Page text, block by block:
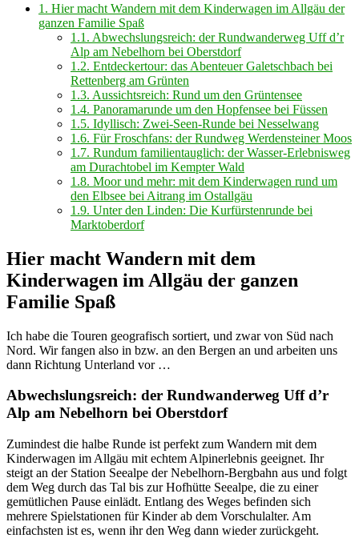
1. Hier macht Wandern mit dem Kinderwagen im Allgäu der
ganzen Familie Spaß
1.1. Abwechslungsreich: der Rundwanderweg Uff d’r
Alp am Nebelhorn bei Oberstdorf
1.2. Entdeckertour: das Abenteuer Galetschbach bei
Rettenberg am Grünten
1.3. Aussichtsreich: Rund um den Grüntensee
1.4. Panoramarunde um den Hopfensee bei Füssen
1.5. Idyllisch: Zwei-Seen-Runde bei Nesselwang
1.6. Für Froschfans: der Rundweg Werdensteiner Moos
1.7. Rundum familientauglich: der Wasser-Erlebnisweg
am Durachtobel im Kempter Wald
1.8. Moor und mehr: mit dem Kinderwagen rund um
den Elbsee bei Aitrang im Ostallgäu
1.9. Unter den Linden: Die Kurfürstenrunde bei
Marktoberdorf
Hier macht Wandern mit dem
Kinderwagen im Allgäu der ganzen
Familie Spaß
Ich habe die Touren geografisch sortiert, und zwar von Süd nach
Nord. Wir fangen also in bzw. an den Bergen an und arbeiten uns
dann Richtung Unterland vor …
Abwechslungsreich: der Rundwanderweg Uff d’r
Alp am Nebelhorn bei Oberstdorf
Zumindest die halbe Runde ist perfekt zum Wandern mit dem
Kinderwagen im Allgäu mit echtem Alpinerlebnis geeignet. Ihr
steigt an der Station Seealpe der Nebelhorn-Bergbahn aus und folgt
dem Weg durch das Tal bis zur Hofhütte Seealpe, die zu einer
gemütlichen Pause einlädt. Entlang des Weges befinden sich
mehrere Spielstationen für Kinder ab dem Vorschulalter. Am
einfachsten ist es, wenn ihr den Weg dann wieder zurückgeht.